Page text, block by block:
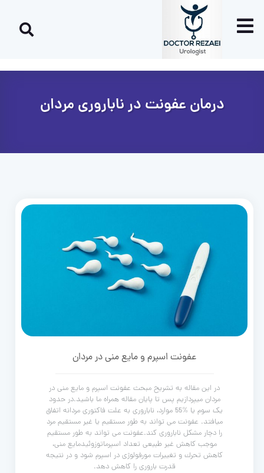
درمان عفونت در ناباروری مردان
عفونت اسپرم و مایع منی در مردان
در این مقاله به تشریح مبحث عفونت اسپرم و مایع منی در
مردان میپردازیم پس تا پایان مقاله همراه ما باشید.در حدود
یک سوم یا %55 موارد، ناباروری به علت فاکتوری مردانه اتفاق
میافتد. عفونت می تواند به طور مستقیم یا غیر مستقیم مرد
را دچار مشکل ناباروری کند.عفونت می تواند به طور مستقیم
موجب کاهش غیر طبیعی تعداد اسپرماتوزوئیدمایع منی،
کاهش تحرك و تغییرات مورفولوژی در اسپرم شود و در نتیجه
قدرت باروری را کاهش دهد.